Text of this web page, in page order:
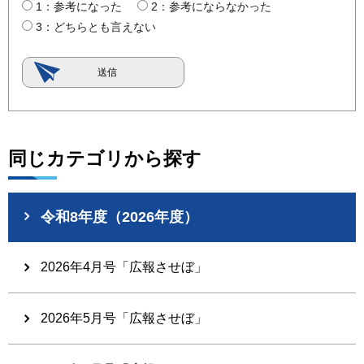
1：参考になった
2：参考にならなかった
3：どちらとも言えない
同じカテゴリから探す
令和8年度（2026年度）
2026年4月号「広報させぼ」
2026年5月号「広報させぼ」